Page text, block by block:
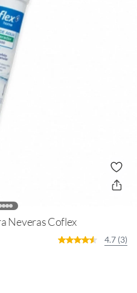
a
r
Neveras Coflex
4.7 (3)